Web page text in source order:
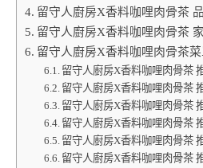
留守人廚房X香料咖哩肉骨茶
留守人廚房X香料咖哩肉骨茶
留守人廚房X香料咖哩肉骨茶菜
留守人廚房X香料咖哩肉骨茶
留守人廚房X香料咖哩肉骨茶
留守人廚房X香料咖哩肉骨茶
留守人廚房X香料咖哩肉骨茶
留守人廚房X香料咖哩肉骨茶
留守人廚房X香料咖哩肉骨茶